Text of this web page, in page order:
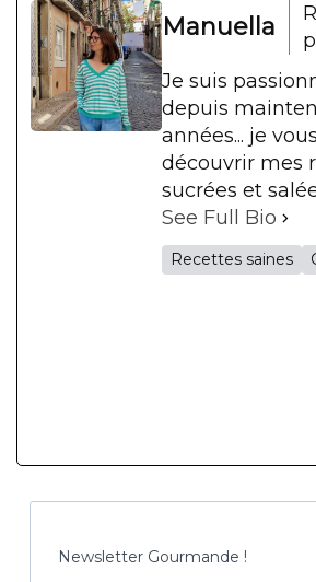
Manuella
Je suis
depuis
années... je
découvrir mes
sucrées et
See Full Bio
Recettes saines
Newsletter Gourmande !